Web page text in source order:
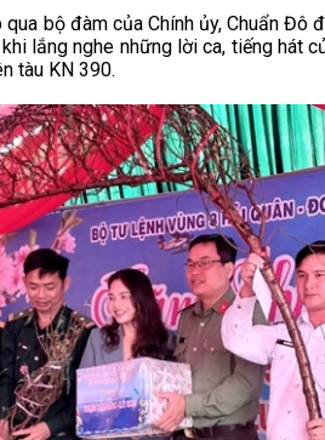
bộ đàm của Chính ủy, Chuẩn Đô
lắng nghe những lời ca, tiếng hát
tàu KN 390.